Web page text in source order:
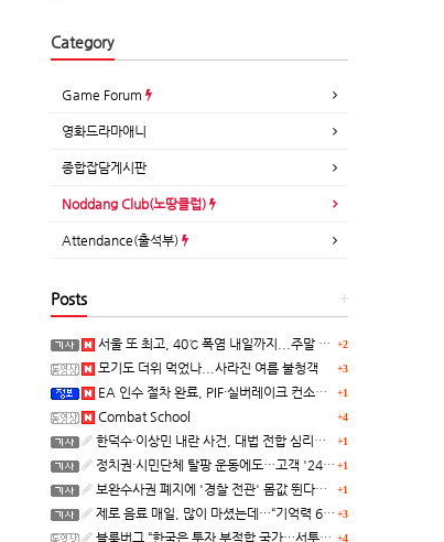
Category
Game Forum
영화드라마애니
종합잡담게시판
Noddang Club(노땅클럽)
Attendance(출석부)
+
Posts
+2
서울 또 최고, 40℃ 폭염 내일까지...주말 동쪽 비바람
+3
모기도 더위 먹었나...사라진 여름 불청객
+1
EA 인수 절차 완료, PIF·실버레이크 컨소시엄 산하 편입
+4
Combat School
+1
한덕수·이상민 내란 사건, 대법 전합 심리…"역사적 사법평가"(종합)
+1
정치권·시민단체 탈팡 운동에도…고객 '2470만명' 원상 회복, "고물가에 돌팡"
+1
보완수사권 폐지에 '경찰 전관' 몸값 뛴다…대형 로펌 영입전쟁
+3
제로 음료 매일, 많이 마셨는데…“기억력 62% 더 빨리 떨어진다
+4
블룸버그 “한국은 투자 부적합 국가…서투른 정책이 투자자에게 트라우마”